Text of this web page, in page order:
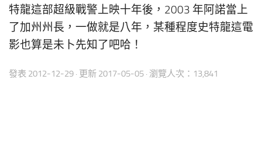
特龍這部超級戰警上映十年後，2003 年阿諾當上
了加州州長，一做就是八年，某種程度史特龍這電
影也算是未卜先知了吧哈！
發表 2012-12-29 · 更新 2017-05-05 · 瀏覽人次：13,841